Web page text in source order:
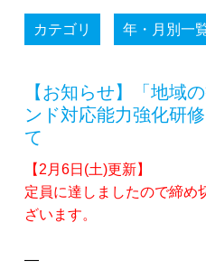
カテゴリ 年・月別一
【お知らせ】「地域
ンド対応能力強化研
て
【2月6日(土)更新】
定員に達しましたので締め
ざいます。
—